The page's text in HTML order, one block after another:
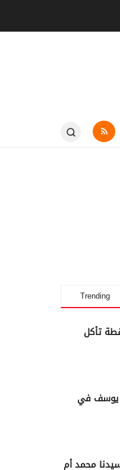
Trending
تأكل
يوسف في
محمد أم